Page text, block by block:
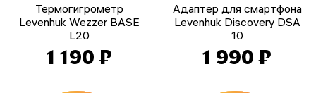
Термогигрометр
Levenhuk Wezzer BASE
L20
1 190 ₽
Адаптер для смартфона
Levenhuk Discovery DSA
10
1 990 ₽